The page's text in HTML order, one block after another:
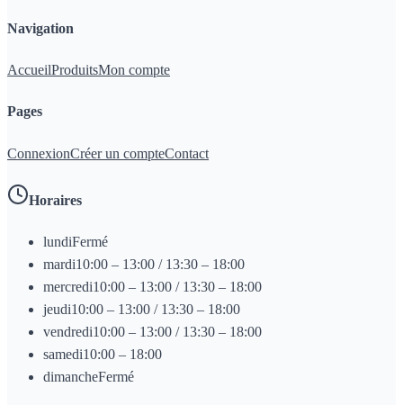
Navigation
AccueilProduitsMon compte
Pages
ConnexionCréer un compteContact
Horaires
lundiFermé
mardi10:00 – 13:00 / 13:30 – 18:00
mercredi10:00 – 13:00 / 13:30 – 18:00
jeudi10:00 – 13:00 / 13:30 – 18:00
vendredi10:00 – 13:00 / 13:30 – 18:00
samedi10:00 – 18:00
dimancheFermé